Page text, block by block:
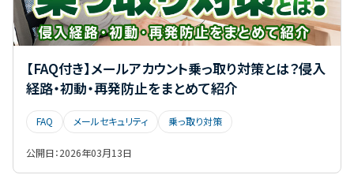
【FAQ付き】メールアカウント乗っ取り対策とは？侵入
経路・初動・再発防止をまとめて紹介
FAQ メールセキュリティ 乗っ取り対策
公開日：2026年03月13日